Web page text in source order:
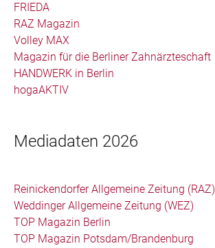
FRIEDA
RAZ Magazin
Volley MAX
Magazin für die Berliner Zahnärzteschaft
HANDWERK in Berlin
hogaAKTIV
Mediadaten 2026
Reinickendorfer Allgemeine Zeitung (RAZ)
Weddinger Allgemeine Zeitung (WEZ)
TOP Magazin Berlin
TOP Magazin Potsdam/Brandenburg